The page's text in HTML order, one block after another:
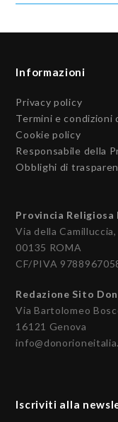
Informazioni
Privacy policy
Termini e condizioni
Cookie policy
Responsabile della
Obblighi di
Provincia
Via della
00135 ROMA
CF/PIVA
Redazione Sito
Via Bartolomeo
16121 Genova
Iscriviti alla